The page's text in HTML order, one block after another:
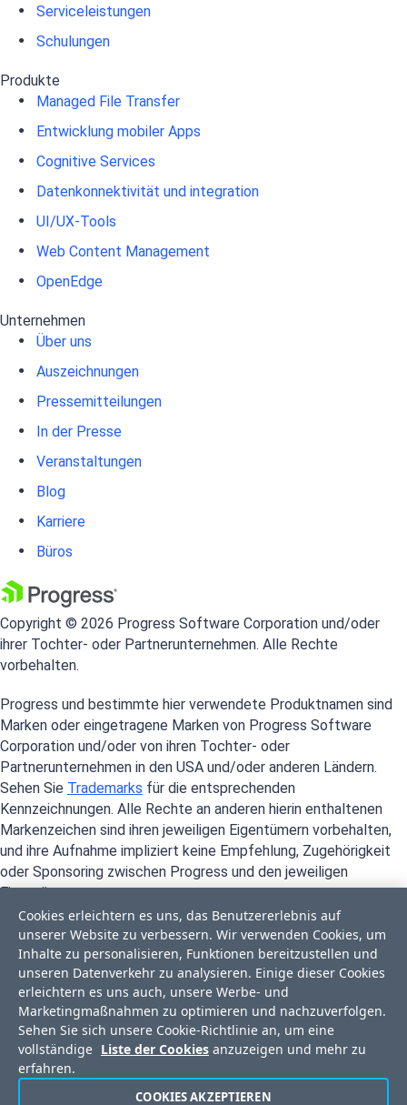
Serviceleistungen
Schulungen
Produkte
Managed File Transfer
Entwicklung mobiler Apps
Cognitive Services
Datenkonnektivität und integration
UI/UX-Tools
Web Content Management
OpenEdge
Unternehmen
Über uns
Auszeichnungen
Pressemitteilungen
In der Presse
Veranstaltungen
Blog
Karriere
Büros
Copyright © 2026 Progress Software Corporation und/oder
ihrer Tochter- oder Partnerunternehmen. Alle Rechte
vorbehalten.
Progress und bestimmte hier verwendete Produktnamen sind
Marken oder eingetragene Marken von Progress Software
Corporation und/oder von ihren Tochter- oder
Partnerunternehmen in den USA und/oder anderen Ländern.
Sehen Sie Trademarks für die entsprechenden
Kennzeichnungen. Alle Rechte an anderen hierin enthaltenen
Markenzeichen sind ihren jeweiligen Eigentümern vorbehalten,
und ihre Aufnahme impliziert keine Empfehlung, Zugehörigkeit
oder Sponsoring zwischen Progress und den jeweiligen
Eigentümern.
Privacy Center Trust Center Lizenzvereinbarung
Cookies erleichtern es uns, das Benutzererlebnis auf
unserer Website zu verbessern. Wir verwenden Cookies, um
Inhalte zu personalisieren, Funktionen bereitzustellen und
unseren Datenverkehr zu analysieren. Einige dieser Cookies
erleichtern es uns auch, unsere Werbe- und
Marketingmaßnahmen zu optimieren und nachzuverfolgen.
Sehen Sie sich unsere Cookie-Richtlinie an, um eine
vollständige Liste der Cookies anzuzeigen und mehr zu
erfahren.
COOKIES AKZEPTIEREN